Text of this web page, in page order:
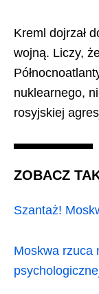
Kreml dojrzał
wojną. Liczy,
nuklearnego,
rosyjskiej
ZOBACZ
Szantaż!
Moskwa rzuca